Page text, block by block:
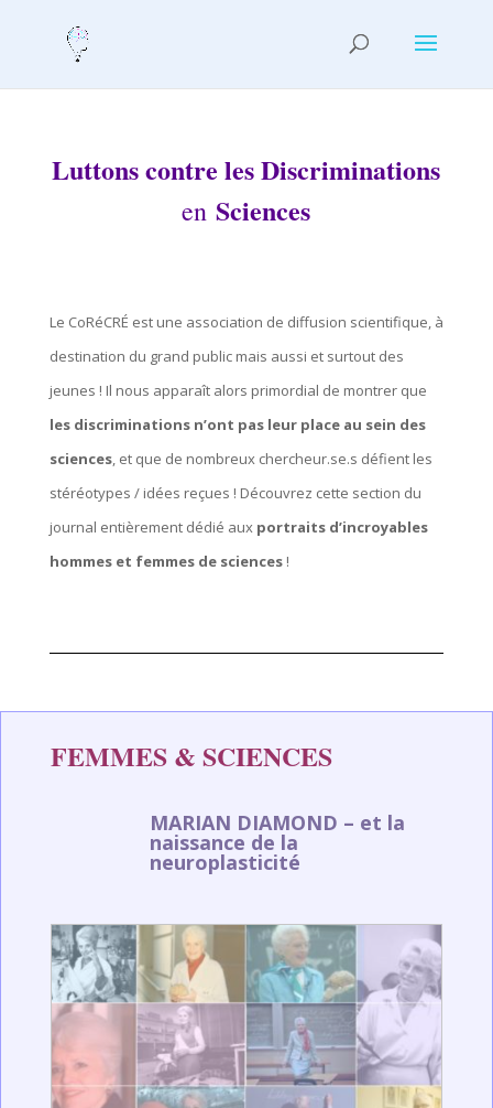
Luttons contre les Discriminations
enSciences
Le CoRéCRÉ est une association de diffusion scientifique, à
destination du grand public mais aussi et surtout des
jeunes ! Il nous apparaît alors primordial de montrer que
les discriminations n’ont pas leur place au sein des
sciences, et que de nombreux chercheur.se.s défient les
stéréotypes / idées reçues ! Découvrez cette section du
journal entièrement dédié aux portraits d’incroyables
hommes et femmes de sciences!
FEMMES & SCIENCES
MARIAN DIAMOND – et la
naissance de la
neuroplasticité